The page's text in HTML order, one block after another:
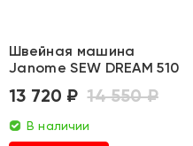
Швейная машина
Janome SEW DREAM 510
13 720 ₽ 14 550 ₽
В наличии